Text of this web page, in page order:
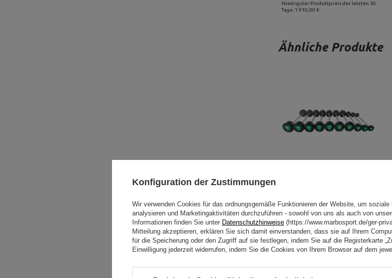
Niedrigster Produktpreis der letzten 30
Tage: 1 910,00 €
Ähnliche Produkte
kg) 325 kg – UpForm
2 122,65 €
1 804,25 €
Konfiguration der Zustimmungen
Wir verwenden Cookies für das ordnungsgemäße Funktionieren der Website, um
analysieren und Marketingaktivitäten durchzuführen - sowohl von uns als auch von
Informationen finden Sie unter Datenschutzhinweise (https://www.marbosport.de/ger-
Mitteilung akzeptieren, erklären Sie sich damit einverstanden, dass sie auf Ihrem
für die Speicherung oder den Zugriff auf sie festlegen, indem Sie auf die Registerkarte
Einwilligung jederzeit widerrufen, indem Sie die Cookies von Ihrem Browser auf dem